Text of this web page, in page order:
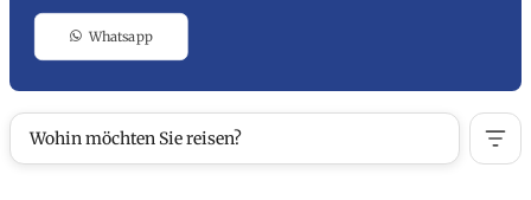
Whatsapp
Wohin möchten Sie reisen?